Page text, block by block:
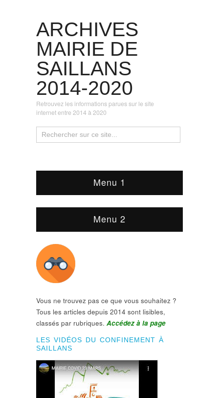
ARCHIVES
MAIRIE DE
SAILLANS
2014-2020
Retrouvez les informations parues sur le site
internet entre 2014 à 2020
Menu 1
Menu 2
Vous ne trouvez pas ce que vous souhaitez ?
Tous les articles depuis 2014 sont lisibles,
classés par rubriques. Accédez à la page
LES VIDÉOS DU CONFINEMENT À
SAILLANS